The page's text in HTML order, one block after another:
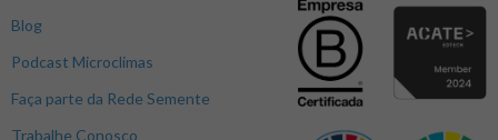
Blog
Podcast Microclimas
Faça parte da Rede Semente
Trabalhe Conosco